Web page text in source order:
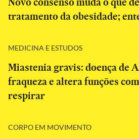
tratamento da obesidade;
MEDICINA E ESTUDOS
Miastenia gravis: doença de
fraqueza e altera funções
respirar
CORPO EM MOVIMENTO